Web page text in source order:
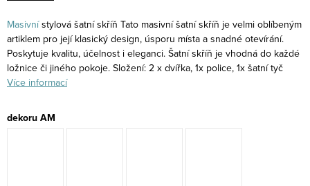
Masivnístylová šatní skříň Tato masivní šatní skříň je velmi oblíbeným
artiklem pro její klasický design, úsporu místa a snadné otevírání.
Poskytuje kvalitu, účelnost i eleganci. Šatní skříň je vhodná do každé
ložnice či jiného pokoje. Složení: 2 x dvířka, 1x police, 1x šatní tyč
Více informací
dekoru AM